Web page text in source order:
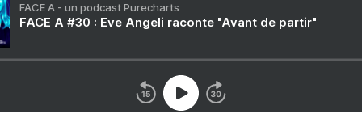
FACE A - un podcast Purecharts
FACE A #30 : Eve Angeli raconte "Avant de partir"